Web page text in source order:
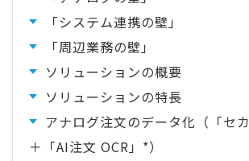
「システム連携の壁」
「周辺業務の壁」
ソリューションの概要
ソリューションの特長
アナログ注文のデータ化（「セカ
＋「AI注文 OCR」*）